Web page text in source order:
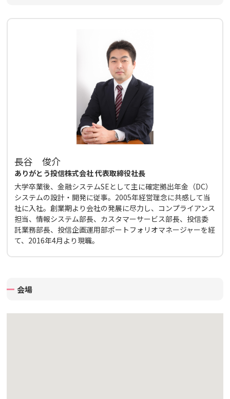
長谷 俊介
ありがとう投信株式会社 代表取締役社長
大学卒業後、金融システムSEとして主に確定拠出年金（DC）
システムの設計・開発に従事。2005年経営理念に共感して当
社に入社。創業期より会社の発展に尽力し、コンプライアンス
担当、情報システム部長、カスタマーサービス部長、投信委
託業務部長、投信企画運用部ポートフォリオマネージャーを経
て、2016年4月より現職。
会場